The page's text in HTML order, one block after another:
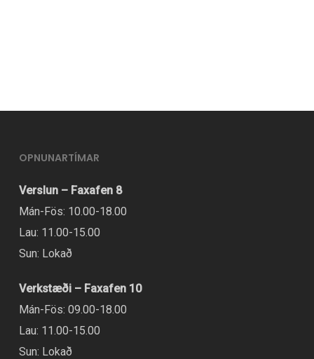
OPNUNARTÍMAR
Verslun – Faxafen 8
Mán-Fös: 10.00-18.00
Lau: 11.00-15.00
Sun: Lokað
Verkstæði – Faxafen 10
Mán-Fös: 09.00-18.00
Lau: 11.00-15.00
Sun: Lokað